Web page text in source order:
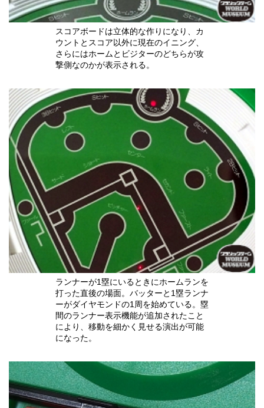
スコアボードは立体的な作りになり、カ
ウントとスコア以外に現在のイニング、
さらにはホームとビジターのどちらが攻
撃側なのかが表示される。
ランナーが1塁にいるときにホームランを
打った直後の場面。バッターと1塁ランナ
ーがダイヤモンドの1周を始めている。塁
間のランナー表示機能が追加されたこと
により、移動を細かく見せる演出が可能
になった。